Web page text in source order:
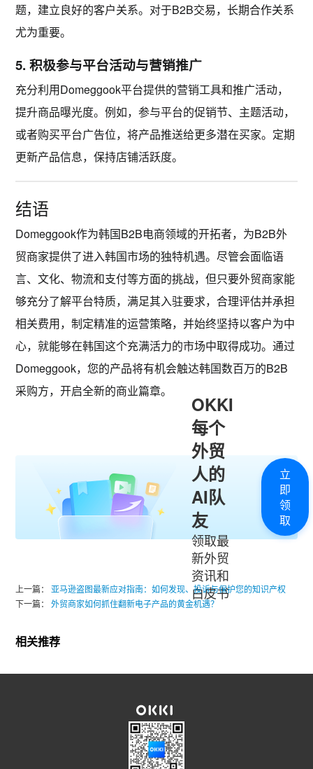
题，建立良好的客户关系。对于B2B交易，长期合作关系
尤为重要。
5. 积极参与平台活动与营销推广
充分利用Domeggook平台提供的营销工具和推广活动，
提升商品曝光度。例如，参与平台的促销节、主题活动，
或者购买平台广告位，将产品推送给更多潜在买家。定期
更新产品信息，保持店铺活跃度。
结语
Domeggook作为韩国B2B电商领域的开拓者，为B2B外
贸商家提供了进入韩国市场的独特机遇。尽管会面临语
言、文化、物流和支付等方面的挑战，但只要外贸商家能
够充分了解平台特质，满足其入驻要求，合理评估并承担
相关费用，制定精准的运营策略，并始终坚持以客户为中
心，就能够在韩国这个充满活力的市场中取得成功。通过
Domeggook，您的产品将有机会触达韩国数百万的B2B
采购方，开启全新的商业篇章。
OKKI
每个
外贸
人的
AI队
友
领取最
新外贸
资讯和
白皮书
立
即
领
取
上一篇：亚马逊盗图最新应对指南：如何发现、投诉与保护您的知识产权
下一篇：
外贸商家如何抓住翻新电子产品的黄金机遇？
相关推荐